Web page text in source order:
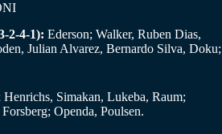
2-4-1): Ederson; Walker, Ruben Dias,
Julian Alvarez, Bernardo Silva, Doku;
Simakan, Lukeba, Raum;
Openda, Poulsen.